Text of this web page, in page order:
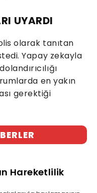
UYARDI
olarak tanıtan
Yapay zekayla
en yakın
gerektiği
Hareketlilik